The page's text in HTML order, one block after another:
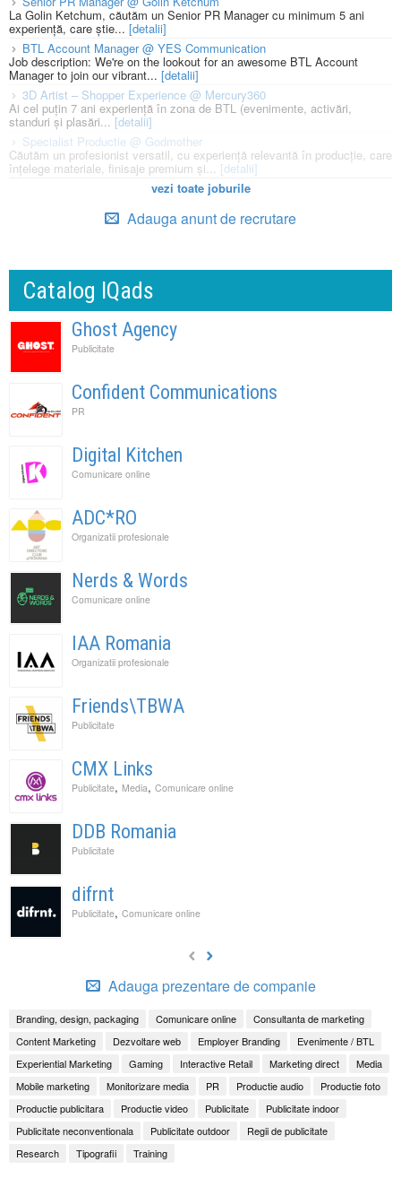
La Golin Ketchum, căutăm un Senior PR Manager cu minimum 5 ani
experiență, care știe... [detalii]
BTL Account Manager @ YES Communication
Job description: We're on the lookout for an awesome BTL Account
Manager to join our vibrant... [detalii]
3D Artist – Shopper Experience @ Mercury360
Ai cel puțin 7 ani experiență în zona de BTL (evenimente, activări,
standuri și plasări...[detalii]
Specialist Productie @ Godmother
Căutăm un profesionist versatil, cu experiență relevantă în producție, care
înțelege materiale, finisaje premium și... [detalii]
vezi toate joburile
Adauga anunt de recrutare
Catalog IQads
Ghost Agency
Publicitate
Confident Communications
PR
Digital Kitchen
Comunicare online
ADC*RO
Organizatii profesionale
Nerds & Words
Comunicare online
IAA Romania
Organizatii profesionale
Friends\TBWA
Publicitate
CMX Links
Publicitate, Media, Comunicare online
DDB Romania
Publicitate
difrnt
Publicitate, Comunicare online
Adauga prezentare de companie
Branding, design, packaging Comunicare online
Consultanta de marketing
Content Marketing
Dezvoltare web Employer Branding
Evenimente / BTL
Experiential Marketing
Gaming Interactive Retail Marketing direct
Media
Mobile marketing
Monitorizare media PR Productie audio
Productie foto
Productie publicitara
Productie video Publicitate
Publicitate indoor
Publicitate neconventionala
Publicitate outdoor
Regii de publicitate
Research
Tipografii Training